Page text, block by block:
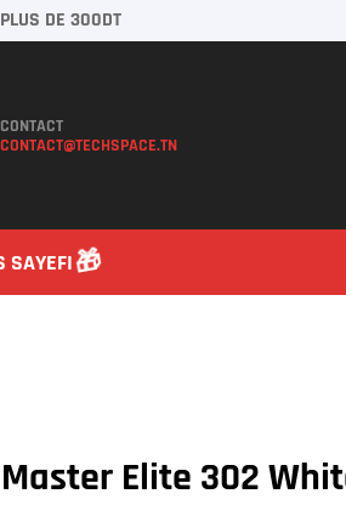
DE 300DT
CONTACT
CONTACT@TECHSPACE.TN
SAYEFI
Elite 302